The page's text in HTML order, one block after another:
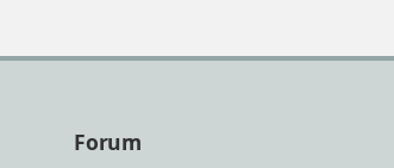
Forum